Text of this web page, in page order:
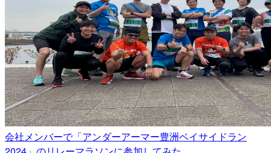
会社メンバーで「アンダーアーマー豊洲ベイサイドラン